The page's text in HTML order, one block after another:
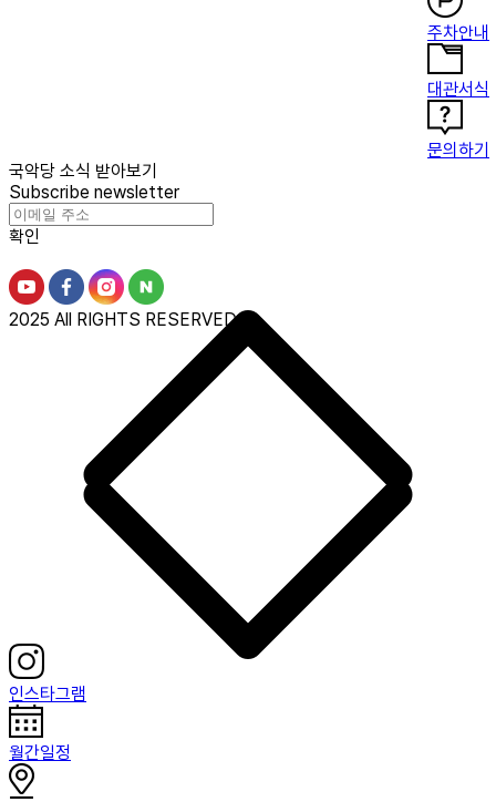
주차안내
대관서식
문의하기
인스타그램
월간일정
국악당 소식 받아보기
Subscribe newsletter
확인
2025 All RIGHTS RESERVED.